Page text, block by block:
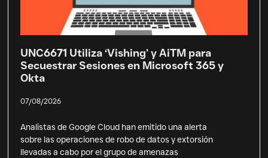
UNC6671 Utiliza ‘Vishing’ y AiTM para
Secuestrar Sesiones en Microsoft 365 y
Okta
07/08/2026
Analistas de Google Cloud han emitido una alerta
sobre las operaciones de robo de datos y extorsión
llevadas a cabo por el grupo de amenazas